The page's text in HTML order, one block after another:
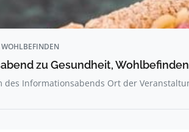
zu Gesundheit,
des Informationsabends Ort der